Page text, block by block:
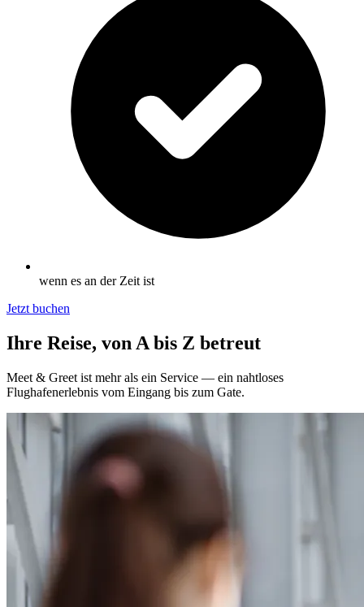
wenn es an der Zeit ist
Jetzt buchen
Ihre Reise, von A bis Z betreut
Meet & Greet ist mehr als ein Service — ein nahtloses
Flughafenerlebnis vom Eingang bis zum Gate.